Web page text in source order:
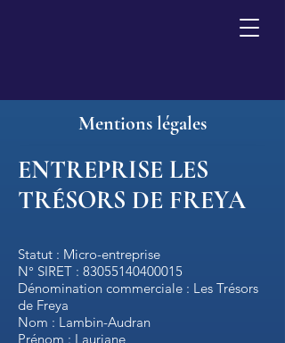
Mentions légales
ENTREPRISE LES
TRÉSORS DE FREYA
Statut : Micro-entreprise
N° SIRET : 83055140400015
Dénomination commerciale : Les Trésors
de Freya
Nom : Lambin-Audran
Prénom : Lauriane